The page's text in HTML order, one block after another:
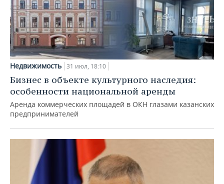
Недвижимость 31 июл, 18:10
Бизнес в объекте культурного наследия:
особенности национальной аренды
Аренда коммерческих площадей в ОКН глазами казанских
предпринимателей